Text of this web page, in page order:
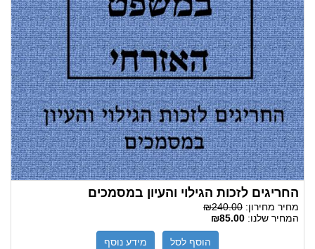
החריגים לזכות הגילוי והעיון במסמכים
מחיר מחירון: ₪240.00
המחיר שלנו: ₪85.00
הוסף לסל מידע נוסף